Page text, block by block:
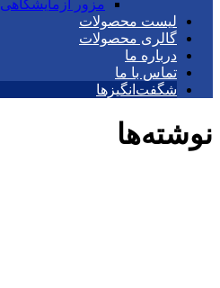
مزور آزمایشگاهی
لیست محصولات
گالری محصولات
درباره ما
تماس با ما
شگفت‌انگیزها
نوشته‌ها